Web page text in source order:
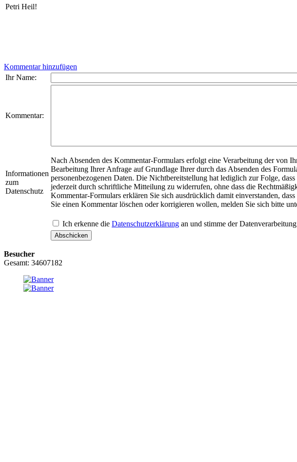
Petri Heil!
Kommentar hinzufügen
Ihr Name:
Kommentar:
Informationen
zum
Datenschutz
Nach Absenden des Kommentar-Formulars erfolgt eine Verarbeitung der von
Bearbeitung Ihrer Anfrage auf Grundlage Ihrer durch das Absenden des
personenbezogenen Daten. Die Nichtbereitstellung hat lediglich zur Folge,
jederzeit durch schriftliche Mitteilung zu widerrufen, ohne dass die
Kommentar-Formulars erklären Sie sich ausdrücklich damit einverstanden,
Sie einen Kommentar löschen oder korrigieren wollen, melden Sie sich bitte
Ich erkenne die Datenschutzerklärung an und stimme der
Abschicken
Besucher
Gesamt: 34607182